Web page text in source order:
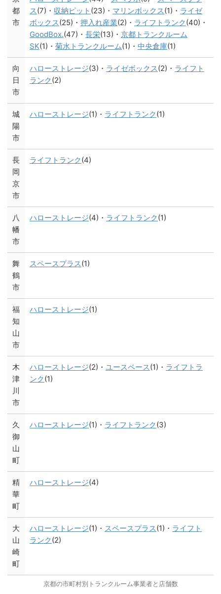
都
市
ス(7)・ 収納ピット (23)・ マリンボックス(1)・ ライゼ
ボックス(25)・ 押入れ産業(2)・ ライフトランク(40)・
GoodBox.(47)・ 長栄(13)・ 京都トランクルーム
SK(1)・ 菊水トランクルーム(1)・ 中央倉庫(1)
向
日
市
ハローストレージ(3)・ ライゼボックス(2)・ ライフト
ランク(2)
城
陽
市
ハローストレージ(1)・ ライフトランク(1)
長
岡
京
市
ライフトランク(4)
八
幡
市
ハローストレージ(4)・ ライフトランク(1)
舞
鶴
市
スペースプラス(1)
福
知
山
市
ハローストレージ(1)
木
津
川
市
ハローストレージ(2)・ ユースペース(1)・ ライフトラ
ンク(1)
久
御
山
町
ハローストレージ(1)・ ライフトランク(3)
精
華
町
ハローストレージ(4)
大
山
崎
町
ハローストレージ(1)・ スペースプラス(1)・ ライフト
ランク(2)
京都の市町村別トランクルーム事業者と店舗数